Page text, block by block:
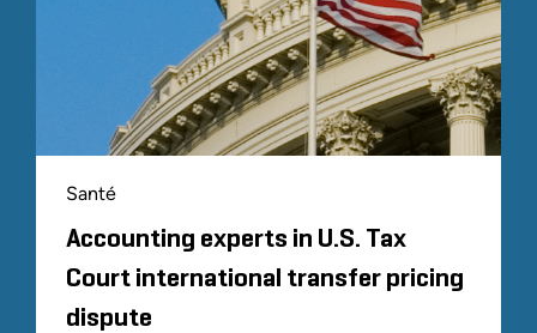
Santé
Accounting experts in U.S. Tax
Court international transfer pricing
dispute